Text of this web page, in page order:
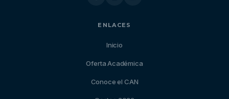
ENLACES
Inicio
Oferta Académica
Conoce el CAN